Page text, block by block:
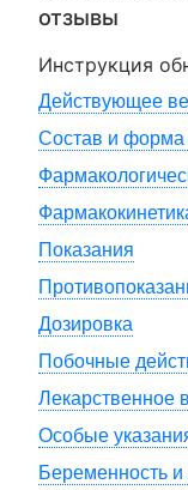
отзывы
Инструкция
Действующее
Состав и форма
Показания
Дозировка
Побочные
Лекарственное
Особые
Беременность и